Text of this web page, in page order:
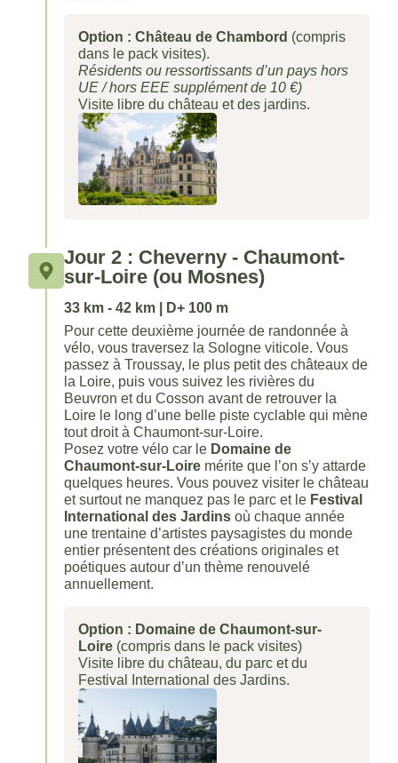
Option : Château de Chambord (compris
dans le pack visites).
Résidents ou ressortissants d’un pays hors
UE / hors EEE supplément de 10 €)
Visite libre du château et des jardins.
Jour 2 : Cheverny - Chaumont-
sur-Loire (ou Mosnes)
33 km - 42 km | D+ 100 m
Pour cette deuxième journée de randonnée à
vélo, vous traversez la Sologne viticole. Vous
passez à Troussay, le plus petit des châteaux de
la Loire, puis vous suivez les rivières du
Beuvron et du Cosson avant de retrouver la
Loire le long d’une belle piste cyclable qui mène
tout droit à Chaumont-sur-Loire.
Posez votre vélo car le Domaine de
Chaumont-sur-Loire mérite que l’on s’y attarde
quelques heures. Vous pouvez visiter le château
et surtout ne manquez pas le parc et le Festival
International des Jardins où chaque année
une trentaine d’artistes paysagistes du monde
entier présentent des créations originales et
poétiques autour d’un thème renouvelé
annuellement.
Option : Domaine de Chaumont-sur-
Loire (compris dans le pack visites)
Visite libre du château, du parc et du
Festival International des Jardins.